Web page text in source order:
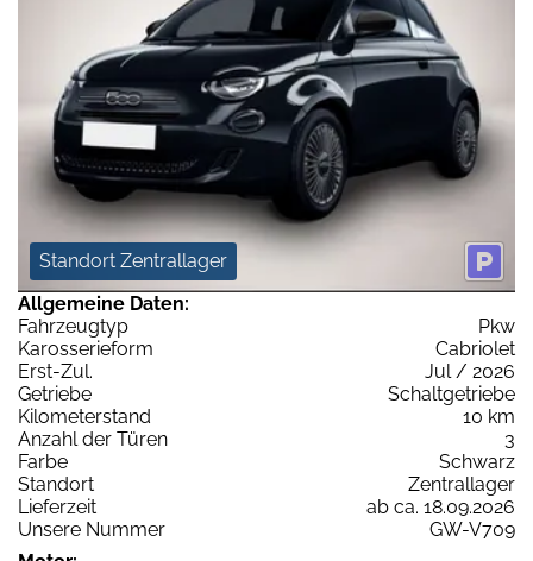
Standort Zentrallager
Allgemeine Daten:
Fahrzeugtyp
Pkw
Karosserieform
Cabriolet
Erst-Zul.
Jul / 2026
Getriebe
Schaltgetriebe
Kilometerstand
10 km
Anzahl der Türen
3
Farbe
Schwarz
Standort
Zentrallager
Lieferzeit
ab ca. 18.09.2026
Unsere Nummer
GW-V709